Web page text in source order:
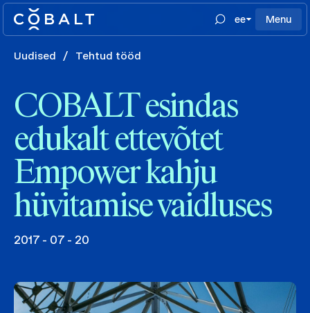
ee Menu
Uudised / Tehtud tööd
COBALT esindas
edukalt ettevõtet
Empower kahju
hüvitamise vaidluses
2017 - 07 - 20